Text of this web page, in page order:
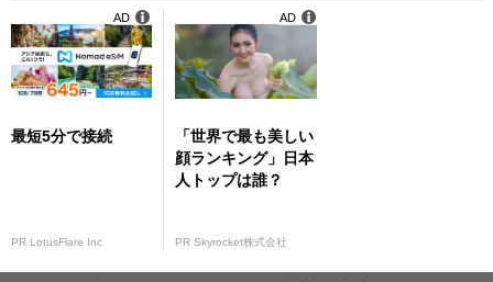
最短5分で接続
PR LotusFlare Inc
AD
「世界で最も美しい
顔ランキング」日本
人トップは誰？
PR Skyrocket株式会社
AD